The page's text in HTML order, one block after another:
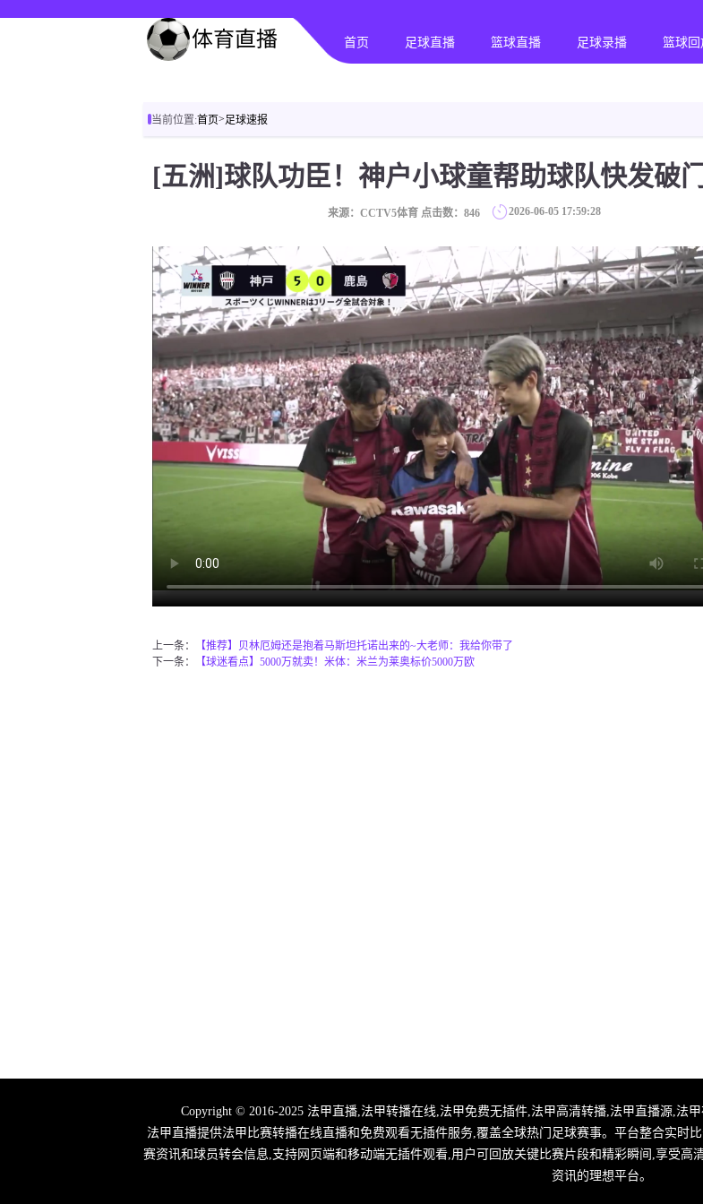
首页 足球直播 篮球直播 足球录播 篮球回
当前位置:首页>足球速报
来源：CCTV5体育 点击数： 846 2026-06-05 17:59:28
上一条：
【推荐】贝林厄姆还是抱着马斯坦托诺出来的~大老师：我给你带了
下一条：
【球迷看点】5000万就卖！米体：米兰为莱奥标价5000万欧
Copyright © 2016-2025 法甲直播,法甲转播在线,法甲免费无插件,法甲高清转播,法甲直播源,法
法甲直播提供法甲比赛转播在线直播和免费观看无插件服务,覆盖全球热门足球赛事。平台整合实时
赛资讯和球员转会信息,支持网页端和移动端无插件观看,用户可回放关键比赛片段和精彩瞬间,享受
资讯的理想平台。